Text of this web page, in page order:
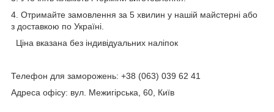
4. Отримайте замовлення за 5 хвилин у нашій майстерні або
з доставкою по Україні.
Ціна вказана без індивідуальних наліпок
Телефон для заморожень: +38 (063) 039 62 41
Адреса офісу: вул. Межигірська, 60, Київ